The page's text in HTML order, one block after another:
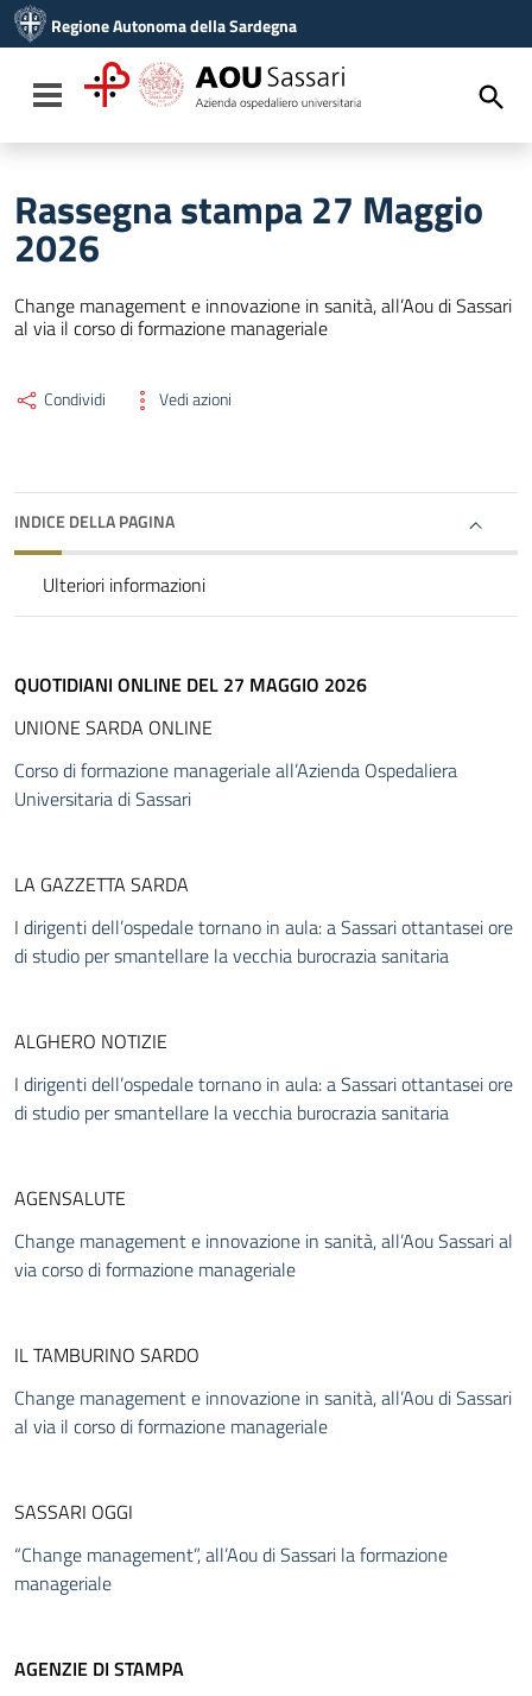
Vai al menu di navigazione
Vai al footer
Regione Autonoma della Sardegna
Toggle navigation
Rassegna stampa 27 Maggio
2026
Change management e innovazione in sanità, all’Aou di Sassari
al via il corso di formazione manageriale
Condividi Vedi azioni
INDICE DELLA PAGINA
Ulteriori informazioni
QUOTIDIANI ONLINE DEL 27 MAGGIO 2026
UNIONE SARDA ONLINE
Corso di formazione manageriale all’Azienda Ospedaliera
Universitaria di Sassari
LA GAZZETTA SARDA
I dirigenti dell’ospedale tornano in aula: a Sassari ottantasei ore
di studio per smantellare la vecchia burocrazia sanitaria
ALGHERO NOTIZIE
I dirigenti dell’ospedale tornano in aula: a Sassari ottantasei ore
di studio per smantellare la vecchia burocrazia sanitaria
AGENSALUTE
Change management e innovazione in sanità, all’Aou Sassari al
via corso di formazione manageriale
IL TAMBURINO SARDO
Change management e innovazione in sanità, all’Aou di Sassari
al via il corso di formazione manageriale
SASSARI OGGI
“Change management”, all’Aou di Sassari la formazione
manageriale
AGENZIE DI STAMPA